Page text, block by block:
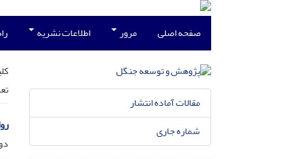
صفحه اصلی مرور اطلاعات نشریه
دوره 3،
مقالات آماده انتشار
شماره جاری